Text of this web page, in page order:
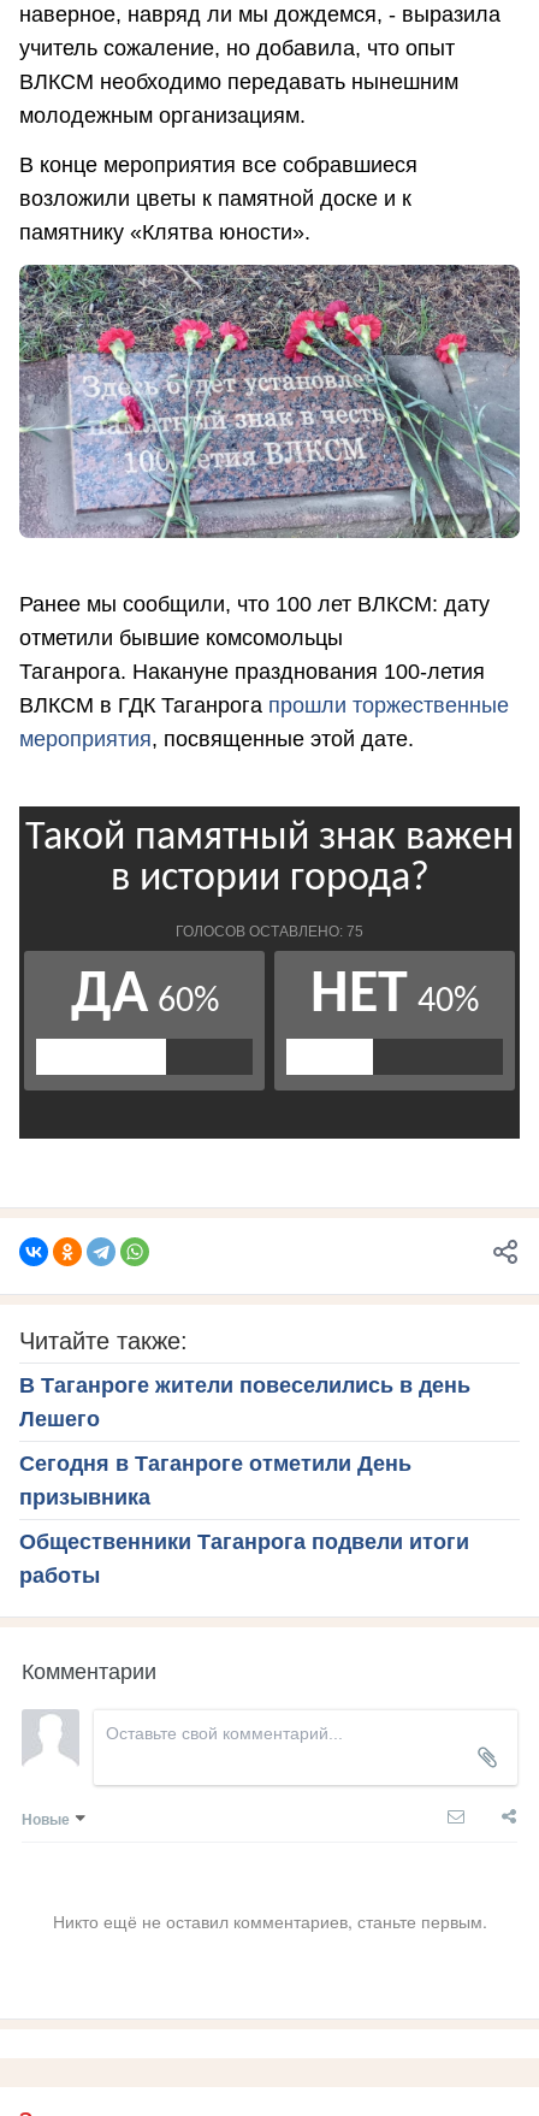
наверное, навряд ли мы дождемся, - выразила
учитель сожаление, но добавила, что опыт
ВЛКСМ необходимо передавать нынешним
молодежным организациям.
В конце мероприятия все собравшиеся
возложили цветы к памятной доске и к
памятнику «Клятва юности».
Ранее мы сообщили, что 100 лет ВЛКСМ: дату
отметили бывшие комсомольцы
Таганрога. Накануне празднования 100-летия
ВЛКСМ в ГДК Таганрога прошли торжественные
мероприятия, посвященные этой дате.
Читайте также:
В Таганроге жители повеселились в день
Лешего
Сегодня в Таганроге отметили День
призывника
Общественники Таганрога подвели итоги
работы
Комментарии
Новые
Никто ещё не оставил комментариев, станьте первым.